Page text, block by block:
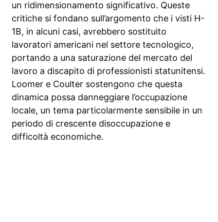
un ridimensionamento significativo. Queste
critiche si fondano sull’argomento che i visti H-
1B, in alcuni casi, avrebbero sostituito
lavoratori americani nel settore tecnologico,
portando a una saturazione del mercato del
lavoro a discapito di professionisti statunitensi.
Loomer e Coulter sostengono che questa
dinamica possa danneggiare l’occupazione
locale, un tema particolarmente sensibile in un
periodo di crescente disoccupazione e
difficoltà economiche.